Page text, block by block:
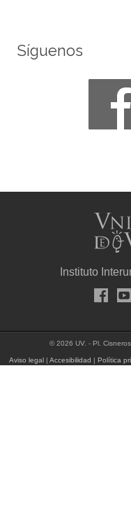
Síguenos
Instituto
© 2026 UV. - Pl.
Aviso legal |Accesibilidad |Política